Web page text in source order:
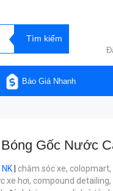
Báo Giá Nhanh
Gốc Nước
NK | chăm sóc xe, colopmart,
xe hơi, compound detailing,